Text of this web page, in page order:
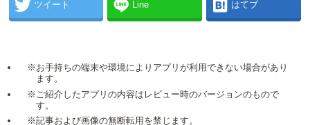
ツイート Line はてブ
※お手持ちの端末や環境によりアプリが利用できない場合があり
ます。
※ご紹介したアプリの内容はレビュー時のバージョンのもので
す。
※記事および画像の無断転用を禁じます。